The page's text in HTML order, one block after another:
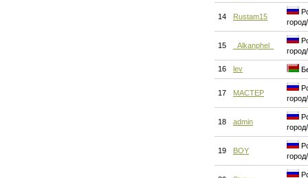
14 Rustam15
15 _Alkanphel_
16 lev
17 MACTEP
18 admin
19 BOY